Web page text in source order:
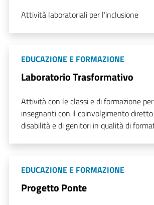
Attività laboratoriali per l’inclusione
EDUCAZIONE E FORMAZIONE
Laboratorio Trasformativo
Attività con le classi e di formazione
insegnanti con il coinvolgimento
disabilità e di genitori in qualità di
EDUCAZIONE E FORMAZIONE
Progetto Ponte